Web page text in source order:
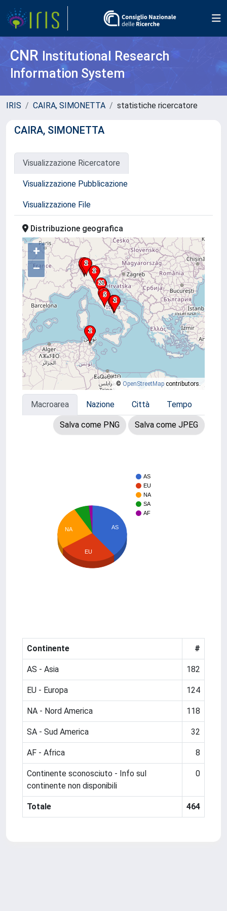
CNR Institutional Research
Information System
IRIS CAIRA, SIMONETTA statistiche ricercatore
CAIRA, SIMONETTA
Visualizzazione Ricercatore
Visualizzazione Pubblicazione
Visualizzazione File
Distribuzione geografica
+
–
© OpenStreetMap contributors.
Macroarea Nazione Città Tempo
Salva come PNG Salva come JPEG
AS
EU
NA
SA
AF
AS
NA
EU
Continente #
AS - Asia 182
EU - Europa 124
NA - Nord America 118
SA - Sud America 32
AF - Africa 8
Continente sconosciuto - Info sul
continente non disponibili
0
Totale 464